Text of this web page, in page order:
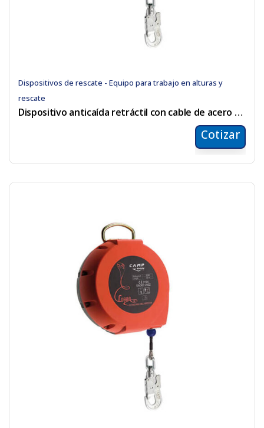
Dispositivos de rescate - Equipo para trabajo en alturas y
rescate
Dispositivo anticaída retráctil con cable de acero de 32mts
Cotizar